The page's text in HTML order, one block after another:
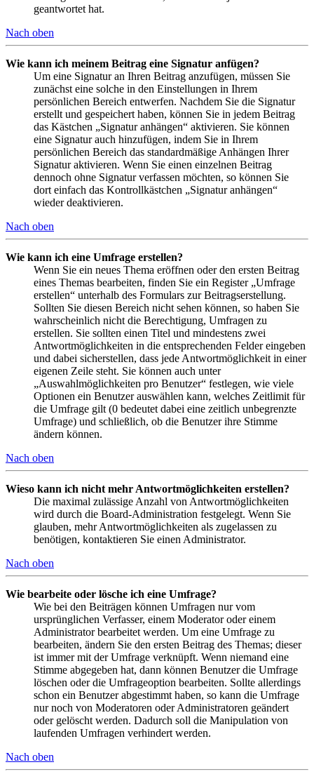
geantwortet hat.
Nach oben
Wie kann ich meinem Beitrag eine Signatur anfügen?
Um eine Signatur an Ihren Beitrag anzufügen, müssen Sie
zunächst eine solche in den Einstellungen in Ihrem
persönlichen Bereich entwerfen. Nachdem Sie die Signatur
erstellt und gespeichert haben, können Sie in jedem Beitrag
das Kästchen „Signatur anhängen“ aktivieren. Sie können
eine Signatur auch hinzufügen, indem Sie in Ihrem
persönlichen Bereich das standardmäßige Anhängen Ihrer
Signatur aktivieren. Wenn Sie einen einzelnen Beitrag
dennoch ohne Signatur verfassen möchten, so können Sie
dort einfach das Kontrollkästchen „Signatur anhängen“
wieder deaktivieren.
Nach oben
Wie kann ich eine Umfrage erstellen?
Wenn Sie ein neues Thema eröffnen oder den ersten Beitrag
eines Themas bearbeiten, finden Sie ein Register „Umfrage
erstellen“ unterhalb des Formulars zur Beitragserstellung.
Sollten Sie diesen Bereich nicht sehen können, so haben Sie
wahrscheinlich nicht die Berechtigung, Umfragen zu
erstellen. Sie sollten einen Titel und mindestens zwei
Antwortmöglichkeiten in die entsprechenden Felder eingeben
und dabei sicherstellen, dass jede Antwortmöglichkeit in einer
eigenen Zeile steht. Sie können auch unter
„Auswahlmöglichkeiten pro Benutzer“ festlegen, wie viele
Optionen ein Benutzer auswählen kann, welches Zeitlimit für
die Umfrage gilt (0 bedeutet dabei eine zeitlich unbegrenzte
Umfrage) und schließlich, ob die Benutzer ihre Stimme
ändern können.
Nach oben
Wieso kann ich nicht mehr Antwortmöglichkeiten erstellen?
Die maximal zulässige Anzahl von Antwortmöglichkeiten
wird durch die Board-Administration festgelegt. Wenn Sie
glauben, mehr Antwortmöglichkeiten als zugelassen zu
benötigen, kontaktieren Sie einen Administrator.
Nach oben
Wie bearbeite oder lösche ich eine Umfrage?
Wie bei den Beiträgen können Umfragen nur vom
ursprünglichen Verfasser, einem Moderator oder einem
Administrator bearbeitet werden. Um eine Umfrage zu
bearbeiten, ändern Sie den ersten Beitrag des Themas; dieser
ist immer mit der Umfrage verknüpft. Wenn niemand eine
Stimme abgegeben hat, dann können Benutzer die Umfrage
löschen oder die Umfrageoption bearbeiten. Sollte allerdings
schon ein Benutzer abgestimmt haben, so kann die Umfrage
nur noch von Moderatoren oder Administratoren geändert
oder gelöscht werden. Dadurch soll die Manipulation von
laufenden Umfragen verhindert werden.
Nach oben